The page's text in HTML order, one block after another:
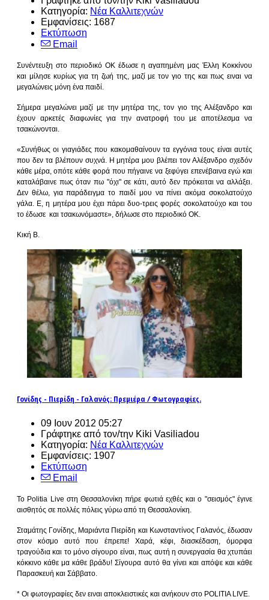
Κατηγορία: Νέα Καλλιτεχνών
Εμφανίσεις: 1687
Εκτύπωση
Email
Συνέντευξη στο περιοδικό ΟΚ έδωσε η αγαπημένη μας Έλλη Κοκκίνου
και μίλησε κυρίως για τη ζωή της, μαζί με τον γιο της και πως ειναι να
μεγαλώνεις μόνη ένα παιδί.
Σήμερα μεγαλώνει μαζί με την μητέρα της, τον γιο της Αλέξανδρο και
έχουν αρκετές διαφωνίες για την ανατροφή του με αποτέλεσμα να
τσακώνονται.
«Συνήθως οι γιαγιάδες που κακομαθαίνουν τα εγγόνια τους είναι αυτές
που δεν τα βλέπουν συχνά. Η μητέρα μου βλέπει τον Αλέξανδρο σχεδόν
κάθε μέρα, οπότε κάθε φορά που πήγαινε να ξεφύγει επενέβαινα εγώ και
καταλάβαινε πως όταν πω "όχι" σε κάτι, αυτό δεν πρόκειται να αλλάξει.
Δεν θέλω, για παράδειγμα το παιδί μου να πίνει ακόμα σοκολατούχο
γάλα. Ε, η μητέρα μου έχει πάρει δυο-τρεις φορές σοκολατούχο και του
το έδωσε και τσακωνόμαστε», δήλωσε στο περιοδικό ΟΚ.
Κική Β.
Γονίδης - Πιερίδη - Γαλανός: Πρεμιέρα / Φωτογραφίες.
09 Ιουν 2012 05:27
Γράφτηκε από τον/την Kiki Vasiliadou
Κατηγορία: Νέα Καλλιτεχνών
Εμφανίσεις: 1907
Εκτύπωση
Email
Το Politia Live στη Θεσσαλονίκη πήρε φωτιά εχθές και ο "σεισμός" έγινε
αισθητός σε πολλές πόλεις γύρω από τη Θεσσαλονίκη.
Σταμάτης Γονίδης, Μαριάντα Πιερίδη και Κωνσταντίνος Γαλανός, έδωσαν
στον κόσμο αυτό που έπρεπε! Χαρά, κέφι, διασκέδαση, όμορφα
τραγούδια και το μόνο σίγουρο είναι, πως αυτή η συνεργασία θα χτυπάει
κόκκινο κάθε μα κάθε βράδυ! Σίγουρα αυτό θα γίνει και απόψε και κάθε
Παρασκευή και Σάββατο.
* Οι φωτογραφίες δεν ειναι αποκλειστικές και ανήκουν στο POLITIA LIVE.